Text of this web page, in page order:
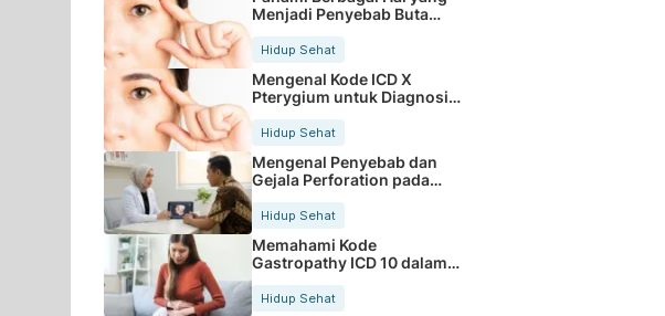
Menjadi Penyebab Buta
Hidup Sehat
Mengenal Kode ICD X
Pterygium untuk Diagnosis
Hidup Sehat
Mengenal Penyebab dan
Gejala Perforation pada
Tubuh
Hidup Sehat
Memahami Kode
Gastropathy ICD 10 dalam
Rekam Medis Pasien
Hidup Sehat